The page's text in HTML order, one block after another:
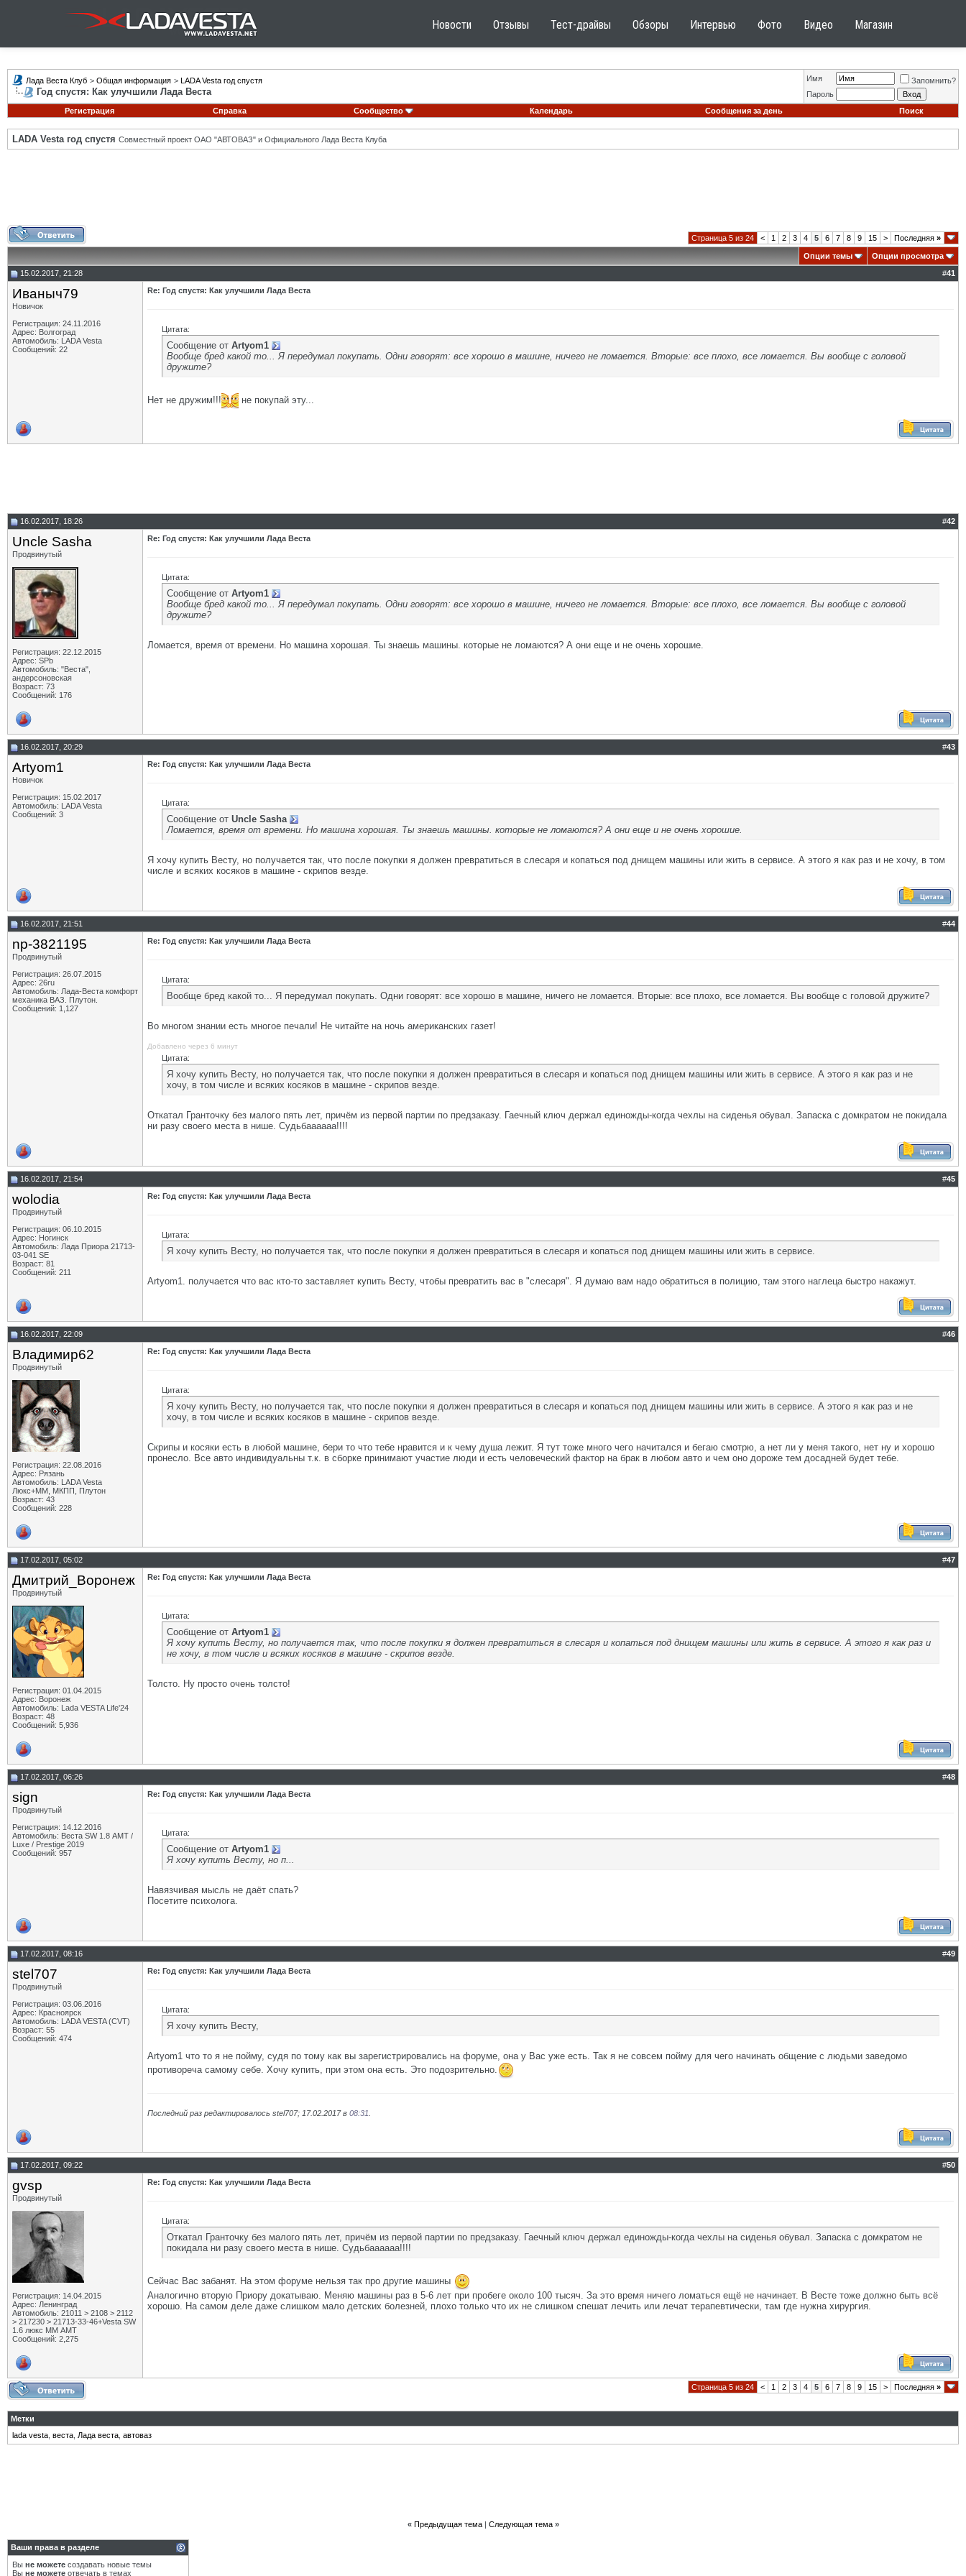
Новости Отзывы Тест-драйвы Обзоры Интервью Фото Видео Магазин
Лада Веста Клуб > Общая информация > LADA Vesta год спустя
Год спустя: Как улучшили Лада Веста
Имя
Запомнить?
Пароль
Регистрация
Справка Сообщество Календарь Сообщения за день Поиск
LADA Vesta год спустя Совместный проект ОАО "АВТОВАЗ" и Официального Лада Веста Клуба
Страница 5 из 24 < 1 2 3 4 5 6 7 8 9 15 > Последняя »
Опции темы
Опции просмотра
15.02.2017, 21:28
#41
Иваныч79
Новичок
Регистрация: 24.11.2016
Адрес: Волгоград
Автомобиль: LADA Vesta
Сообщений: 22
Re: Год спустя: Как улучшили Лада Веста
Цитата:
Сообщение от Artyom1
Вообще бред какой то... Я передумал покупать. Одни говорят: все хорошо в машине, ничего не ломается. Вторые: все плохо, все ломается. Вы вообще с головой
дружите?
Нет не дружим!!! не покупай эту...
16.02.2017, 18:26 #42
Uncle Sasha
Продвинутый
Регистрация: 22.12.2015
Адрес: SPb
Автомобиль: "Веста",
андерсоновская
Возраст: 73
Сообщений: 176
Re: Год спустя: Как улучшили Лада Веста
Цитата:
Сообщение от Artyom1
Вообще бред какой то... Я передумал покупать. Одни говорят: все хорошо в машине, ничего не ломается. Вторые: все плохо, все ломается. Вы вообще с головой
дружите?
Ломается, время от времени. Но машина хорошая. Ты знаешь машины. которые не ломаются? А они еще и не очень хорошие.
16.02.2017, 20:29 #43
Artyom1
Новичок
Регистрация: 15.02.2017
Автомобиль: LADA Vesta
Сообщений: 3
Re: Год спустя: Как улучшили Лада Веста
Цитата:
Сообщение от Uncle Sasha
Ломается, время от времени. Но машина хорошая. Ты знаешь машины. которые не ломаются? А они еще и не очень хорошие.
Я хочу купить Весту, но получается так, что после покупки я должен превратиться в слесаря и копаться под днищем машины или жить в сервисе. А этого я как раз и не хочу, в том
числе и всяких косяков в машине - скрипов везде.
16.02.2017, 21:51 #44
np-3821195
Продвинутый
Регистрация: 26.07.2015
Адрес: 26ru
Автомобиль: Лада-Веста комфорт
механика ВАЗ. Плутон.
Сообщений: 1,127
Re: Год спустя: Как улучшили Лада Веста
Цитата:
Вообще бред какой то... Я передумал покупать. Одни говорят: все хорошо в машине, ничего не ломается. Вторые: все плохо, все ломается. Вы вообще с головой дружите?
Во многом знании есть многое печали! Не читайте на ночь американских газет!
Добавлено через 6 минут
Цитата:
Я хочу купить Весту, но получается так, что после покупки я должен превратиться в слесаря и копаться под днищем машины или жить в сервисе. А этого я как раз и не
хочу, в том числе и всяких косяков в машине - скрипов везде.
Откатал Гранточку без малого пять лет, причём из первой партии по предзаказу. Гаечный ключ держал единожды-когда чехлы на сиденья обувал. Запаска с домкратом не покидала
ни разу своего места в нише. Судьбаааааа!!!!
16.02.2017, 21:54 #45
wolodia
Продвинутый
Регистрация: 06.10.2015
Адрес: Ногинск
Автомобиль: Лада Приора 21713-
03-041 SE
Возраст: 81
Сообщений: 211
Re: Год спустя: Как улучшили Лада Веста
Цитата:
Я хочу купить Весту, но получается так, что после покупки я должен превратиться в слесаря и копаться под днищем машины или жить в сервисе.
Artyom1. получается что вас кто-то заставляет купить Весту, чтобы превратить вас в "слесаря". Я думаю вам надо обратиться в полицию, там этого наглеца быстро накажут.
16.02.2017, 22:09 #46
Владимир62
Продвинутый
Регистрация: 22.08.2016
Адрес: Рязань
Автомобиль: LADA Vesta
Люкс+ММ, МКПП, Плутон
Возраст: 43
Сообщений: 228
Re: Год спустя: Как улучшили Лада Веста
Цитата:
Я хочу купить Весту, но получается так, что после покупки я должен превратиться в слесаря и копаться под днищем машины или жить в сервисе. А этого я как раз и не
хочу, в том числе и всяких косяков в машине - скрипов везде.
Скрипы и косяки есть в любой машине, бери то что тебе нравится и к чему душа лежит. Я тут тоже много чего начитался и бегаю смотрю, а нет ли у меня такого, нет ну и хорошо
пронесло. Все авто индивидуальны т.к. в сборке принимают участие люди и есть человеческий фактор на брак в любом авто и чем оно дороже тем досадней будет тебе.
17.02.2017, 05:02 #47
Дмитрий_Воронеж
Продвинутый
Регистрация: 01.04.2015
Адрес: Воронеж
Автомобиль: Lada VESTA Life'24
Возраст: 48
Сообщений: 5,936
Re: Год спустя: Как улучшили Лада Веста
Цитата:
Сообщение от Artyom1
Я хочу купить Весту, но получается так, что после покупки я должен превратиться в слесаря и копаться под днищем машины или жить в сервисе. А этого я как раз и
не хочу, в том числе и всяких косяков в машине - скрипов везде.
Толсто. Ну просто очень толсто!
17.02.2017, 06:26 #48
sign
Продвинутый
Регистрация: 14.12.2016
Автомобиль: Веста SW 1.8 АМТ /
Luxe / Prestige 2019
Сообщений: 957
Re: Год спустя: Как улучшили Лада Веста
Цитата:
Сообщение от Artyom1
Я хочу купить Весту, но п...
Навязчивая мысль не даёт спать?
Посетите психолога.
17.02.2017, 08:16 #49
stel707
Продвинутый
Регистрация: 03.06.2016
Адрес: Красноярск
Автомобиль: LADA VESTA (CVT)
Возраст: 55
Сообщений: 474
Re: Год спустя: Как улучшили Лада Веста
Цитата:
Я хочу купить Весту,
Artyom1 что то я не пойму, судя по тому как вы зарегистрировались на форуме, она у Вас уже есть. Так я не совсем пойму для чего начинать общение с людьми заведомо
противореча самому себе. Хочу купить, при этом она есть. Это подозрительно.
Последний раз редактировалось stel707; 17.02.2017 в 08:31
17.02.2017, 09:22 #50
gvsp
Продвинутый
Регистрация: 14.04.2015
Адрес: Ленинград
Автомобиль: 21011 > 2108 > 2112
> 217230 > 21713-33-46+Vesta SW
1.6 люкс ММ АМТ
Сообщений: 2,275
Re: Год спустя: Как улучшили Лада Веста
Цитата:
Откатал Гранточку без малого пять лет, причём из первой партии по предзаказу. Гаечный ключ держал единожды-когда чехлы на сиденья обувал. Запаска с домкратом не
покидала ни разу своего места в нише. Судьбаааааа!!!!
Сейчас Вас забанят. На этом форуме нельзя так про другие машины
Аналогично вторую Приору докатываю. Меняю машины раз в 5-6 лет при пробеге около 100 тысяч. За это время ничего ломаться ещё не начинает. В Весте тоже должно быть всё
хорошо. На самом деле даже слишком мало детских болезней, плохо только что их не слишком спешат лечить или лечат терапевтически, там где нужна хирургия.
Страница 5 из 24 < 1 2 3 4 5 6 7 8 9 15 > Последняя »
Метки
lada vesta веста Лада веста автоваз
« Предыдущая тема| Следующая тема »
Ваши права в разделе
Вы не можете создавать новые темы
Вы не можете отвечать в темах